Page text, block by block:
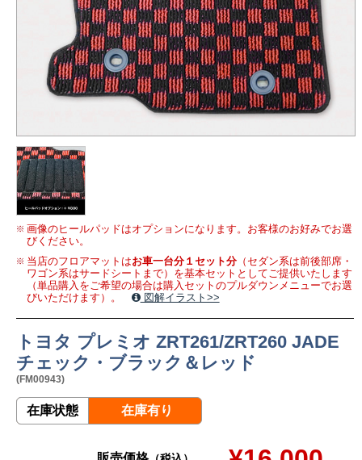
画像のヒールパッドはオプションになります。お客様のお好みでお選
びください。
当店のフロアマットはお車一台分１セット分（セダン系は前後部席・
ワゴン系はサードシートまで）を基本セットとしてご提供いたします
（単品購入をご希望の場合は購入セットのプルダウンメニューでお選
びいただけます）。
図解イラスト>>
トヨタ プレミオ ZRT261/ZRT260 JADE
チェック・ブラック＆レッド
(FM00943)
在庫状態 在庫有り